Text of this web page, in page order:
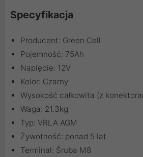
Specyfikacja
Producent: Green Cell
Pojemność: 75Ah
Napięcie: 12V
Kolor: Czarny
Wysokość całkowita (z
Waga: 21.3kg
Typ: VRLA AGM
Żywotność: ponad 5 lat
Terminal: Śruba M8